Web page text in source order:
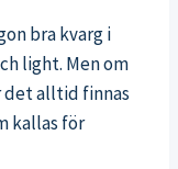
bra kvarg i
light. Men om
det alltid finnas
kallas för